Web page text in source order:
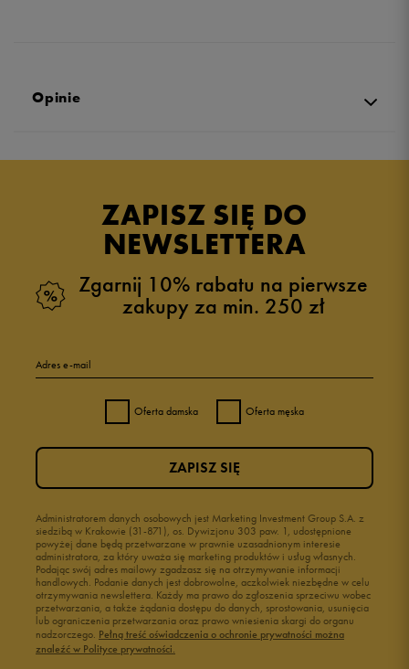
Opinie
ZAPISZ SIĘ DO
NEWSLETTERA
Zgarnij 10% rabatu na pierwsze
zakupy za min. 250 zł
Adres e-mail
Oferta damska Oferta męska
Administratorem danych osobowych jest Marketing Investment Group S.A. z
siedzibą w Krakowie (31-871), os. Dywizjonu 303 paw. 1, udostępnione
powyżej dane będą przetwarzane w prawnie uzasadnionym interesie
administratora, za który uważa się marketing produktów i usług własnych.
Podając swój adres mailowy zgadzasz się na otrzymywanie informacji
handlowych. Podanie danych jest dobrowolne, aczkolwiek niezbędne w celu
otrzymywania newslettera. Każdy ma prawo do zgłoszenia sprzeciwu wobec
przetwarzania, a także żądania dostępu do danych, sprostowania, usunięcia
lub ograniczenia przetwarzania oraz prawo wniesienia skargi do organu
nadzorczego. Pełną treść oświadczenia o ochronie prywatności można
znaleźć w Polityce prywatności.
ZAPISZ SIĘ